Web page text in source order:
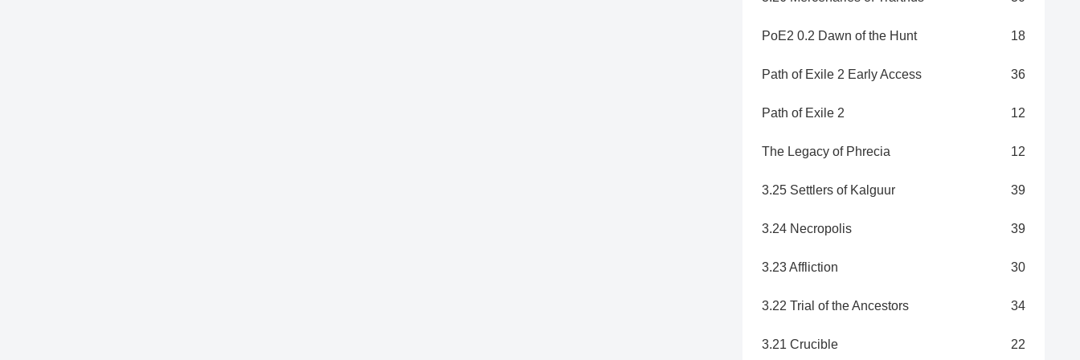
PoE2 0.2 Dawn of the Hunt 18
Path of Exile 2 Early Access 36
Path of Exile 2 12
The Legacy of Phrecia 12
3.25 Settlers of Kalguur 39
3.24 Necropolis 39
3.23 Affliction 30
3.22 Trial of the Ancestors 34
3.21 Crucible 22